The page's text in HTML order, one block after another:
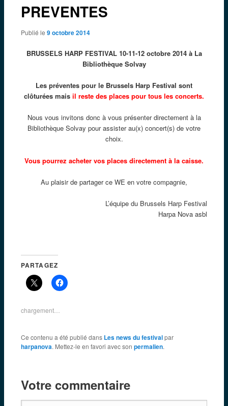
PREVENTES
Publié le 9 octobre 2014
BRUSSELS HARP FESTIVAL 10-11-12 octobre 2014 à La
Bibliothèque Solvay
Les préventes pour le Brussels Harp Festival sont
clôturées mais il reste des places pour tous les concerts.
Nous vous invitons donc à vous présenter directement à la
Bibliothèque Solvay pour assister au(x) concert(s) de votre
choix.
Vous pourrez acheter vos places directement à la caisse.
Au plaisir de partager ce WE en votre compagnie,
L’équipe du Brussels Harp Festival
Harpa Nova asbl
PARTAGEZ
chargement…
Ce contenu a été publié dans Les news du festivalpar
harpanova. Mettez-le en favori avec son permalien.
Votre commentaire